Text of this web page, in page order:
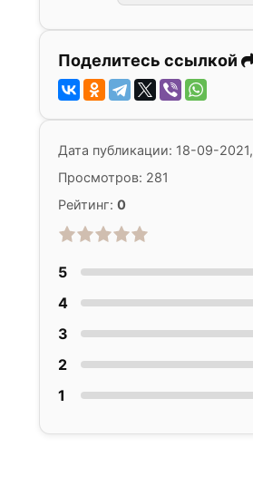
Поделитесь ссылкой
Дата публикации: 18-09-
Просмотров: 281
Рейтинг: 0
5
4
3
2
1